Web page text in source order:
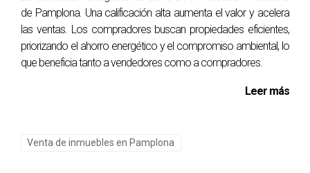
de Pamplona. Una calificación alta aumenta el valor y acelera
las ventas. Los compradores buscan propiedades eficientes,
priorizando el ahorro energético y el compromiso ambiental, lo
que beneficia tanto a vendedores como a compradores.
Leer más
Venta de inmuebles en Pamplona